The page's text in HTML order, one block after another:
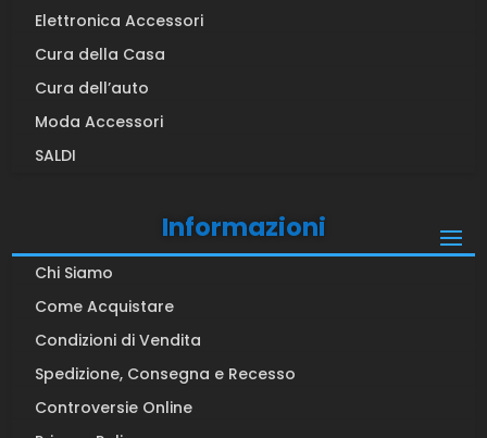
Elettronica Accessori
Cura della Casa
Cura dell’auto
Moda Accessori
SALDI
Informazioni
Chi Siamo
Come Acquistare
Condizioni di Vendita
Spedizione, Consegna e Recesso
Controversie Online